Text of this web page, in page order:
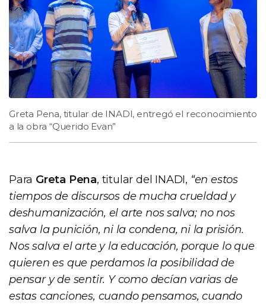
Greta Pena, titular de INADI, entregó el reconocimiento
a la obra “Querido Evan”
Para Greta Pena, titular del INADI, “en estos
tiempos de discursos de mucha crueldad y
deshumanización, el arte nos salva; no nos
salva la punición, ni la condena, ni la prisión.
Nos salva el arte y la educación, porque lo que
quieren es que perdamos la posibilidad de
pensar y de sentir. Y como decían varias de
estas canciones, cuando pensamos, cuando